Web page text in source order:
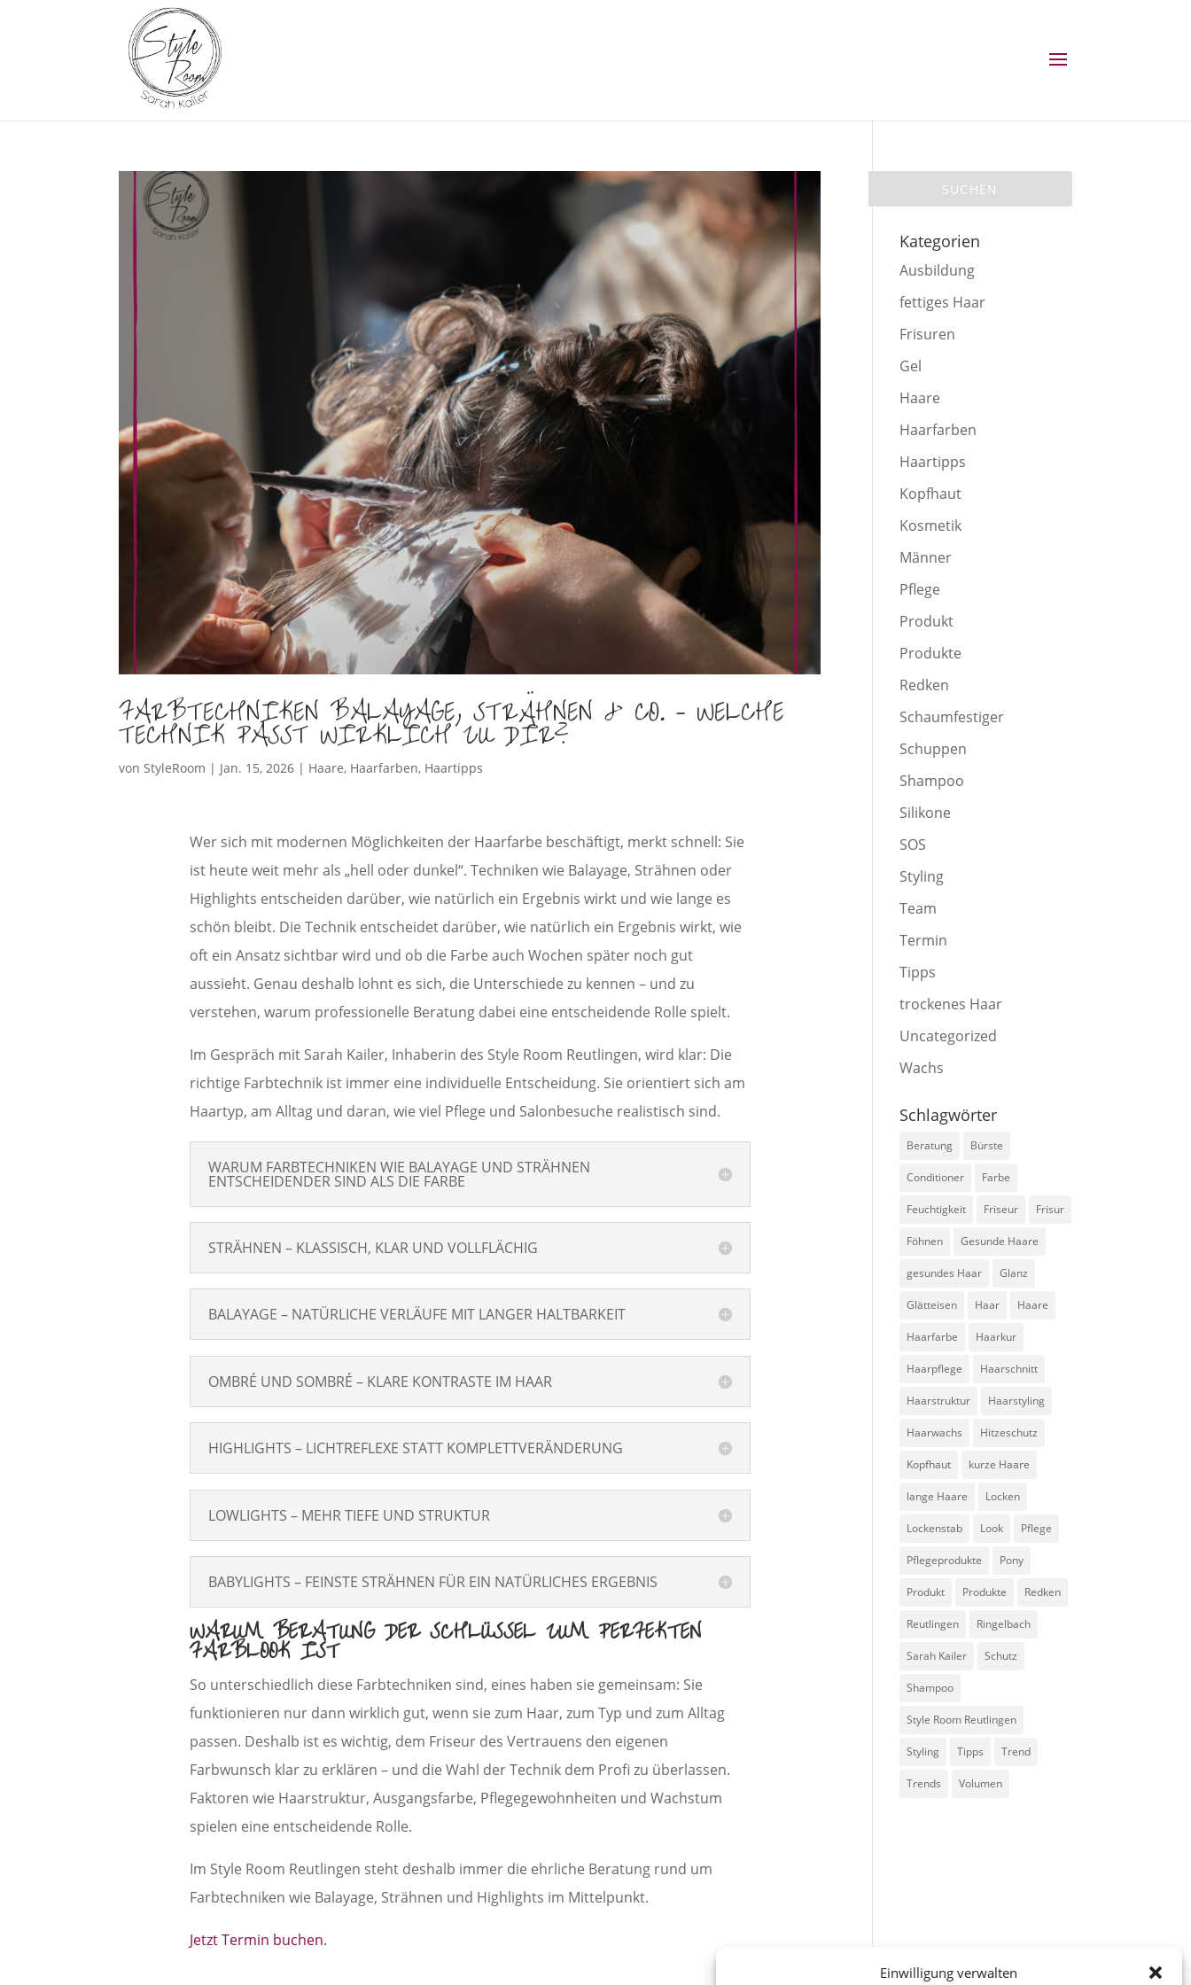
Einwilligung verwalten
FARBTECHNIKEN BALAYAGE, STRÄHNEN & CO. – WELCHE
TECHNIK PASST WIRKLICH ZU DIR?
vonStyleRoom | Jan. 15, 2026 | Haare, Haarfarben, Haartipps
Wer sich mit modernen Möglichkeiten der Haarfarbe beschäftigt, merkt schnell: Sie
ist heute weit mehr als „hell oder dunkel“. Techniken wie Balayage, Strähnen oder
Highlights entscheiden darüber, wie natürlich ein Ergebnis wirkt und wie lange es
schön bleibt. Die Technik entscheidet darüber, wie natürlich ein Ergebnis wirkt, wie
oft ein Ansatz sichtbar wird und ob die Farbe auch Wochen später noch gut
aussieht. Genau deshalb lohnt es sich, die Unterschiede zu kennen – und zu
verstehen, warum professionelle Beratung dabei eine entscheidende Rolle spielt.
Im Gespräch mit Sarah Kailer, Inhaberin des Style Room Reutlingen, wird klar: Die
richtige Farbtechnik ist immer eine individuelle Entscheidung. Sie orientiert sich am
Haartyp, am Alltag und daran, wie viel Pflege und Salonbesuche realistisch sind.
WARUM FARBTECHNIKEN WIE BALAYAGE UND STRÄHNEN
ENTSCHEIDENDER SIND ALS DIE FARBE
STRÄHNEN – KLASSISCH, KLAR UND VOLLFLÄCHIG
BALAYAGE – NATÜRLICHE VERLÄUFE MIT LANGER HALTBARKEIT
OMBRÉ UND SOMBRÉ – KLARE KONTRASTE IM HAAR
HIGHLIGHTS – LICHTREFLEXE STATT KOMPLETTVERÄNDERUNG
LOWLIGHTS – MEHR TIEFE UND STRUKTUR
BABYLIGHTS – FEINSTE STRÄHNEN FÜR EIN NATÜRLICHES ERGEBNIS
WARUM BERATUNG DER SCHLÜSSEL ZUM PERFEKTEN
FARBLOOK IST
So unterschiedlich diese Farbtechniken sind, eines haben sie gemeinsam: Sie
funktionieren nur dann wirklich gut, wenn sie zum Haar, zum Typ und zum Alltag
passen. Deshalb ist es wichtig, dem Friseur des Vertrauens den eigenen
Farbwunsch klar zu erklären – und die Wahl der Technik dem Profi zu überlassen.
Faktoren wie Haarstruktur, Ausgangsfarbe, Pflegegewohnheiten und Wachstum
spielen eine entscheidende Rolle.
Im Style Room Reutlingen steht deshalb immer die ehrliche Beratung rund um
Farbtechniken wie Balayage, Strähnen und Highlights im Mittelpunkt.
Jetzt Termin buchen.
Kategorien
Ausbildung
fettiges Haar
Frisuren
Gel
Haare
Haarfarben
Haartipps
Kopfhaut
Kosmetik
Männer
Pflege
Produkt
Produkte
Redken
Schaumfestiger
Schuppen
Shampoo
Silikone
SOS
Styling
Team
Termin
Tipps
trockenes Haar
Uncategorized
Wachs
Schlagwörter
Beratung Bürste
Conditioner Farbe
Feuchtigkeit Friseur Frisur
Föhnen Gesunde Haare
gesundes Haar Glanz
Glätteisen Haar Haare
Haarfarbe Haarkur
Haarpflege Haarschnitt
Haarstruktur Haarstyling
Haarwachs Hitzeschutz
Kopfhaut kurze Haare
lange Haare Locken
Lockenstab Look Pflege
Pflegeprodukte Pony
Produkt Produkte Redken
Reutlingen Ringelbach
Sarah Kailer Schutz
Shampoo
Style Room Reutlingen
Styling Tipps Trend
Trends Volumen